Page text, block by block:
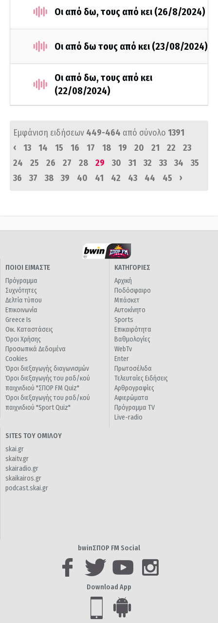
Οι από δω, τους από κει (26/8/2024)
Οι από δω τους από κει (23/08/2024)
Οι από δω, τους από κει
(22/08/2024)
Εμφάνιση ειδήσεων 449-464 από σύνολο 1391
‹
13 14 15 16 17 18 19 20 21 22
23
24
25 26 27 28 29 30 31 32 33 34
35
36
37 38 39 40 41 42 43 44 45 ›
ΠΟΙΟΙ ΕΙΜΑΣΤΕ
Πρόγραμμα
Συχνότητες
Δελτία τύπου
Επικοινωνία
Greece Is
Οικ. Καταστάσεις
Όροι Χρήσης
Προσωπικά Δεδομένα
Cookies
Όροι διεξαγωγής διαγωνισμών
Όροι διεξαγωγής του ραδ/κού
παιχνιδιού "ΣΠΟΡ FM Quiz"
Όροι διεξαγωγής του ραδ/κού
παιχνιδιού "Sport Quiz"
ΚΑΤΗΓΟΡΙΕΣ
Αρχική
Ποδόσφαιρο
Μπάσκετ
Αυτοκίνητο
Sports
Επικαιρότητα
Βαθμολογίες
WebTv
Enter
Πρωτοσέλιδα
Τελευταίες Ειδήσεις
Αρθρογραφίες
Αφιερώματα
Πρόγραμμα TV
Live-radio
SITES ΤΟΥ ΟΜΙΛΟΥ
skai.gr
skaitv.gr
skairadio.gr
skaikairos.gr
podcast.skai.gr
bwinΣΠΟΡ FM Social
Download App